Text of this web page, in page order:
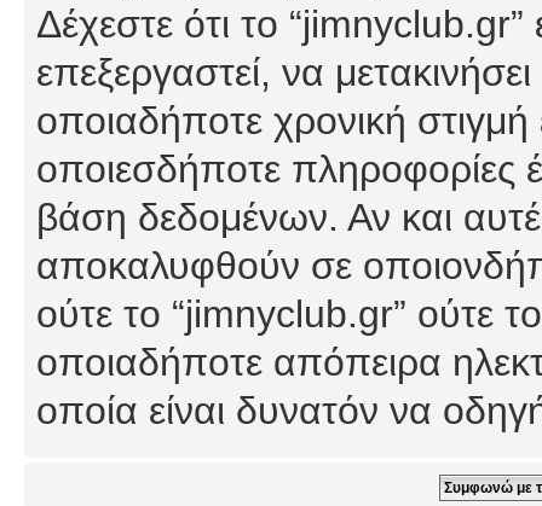
Δέχεστε ότι το
επεξεργαστεί, να
οποιαδήποτε χρονική στιγμή
οποιεσδήποτε πληροφορίες
βάση δεδομένων. Αν και
αποκαλυφθούν σε
ούτε το “jimnyclub.gr” ούτε
οποιαδήποτε απόπειρα
οποία είναι δυνατόν να